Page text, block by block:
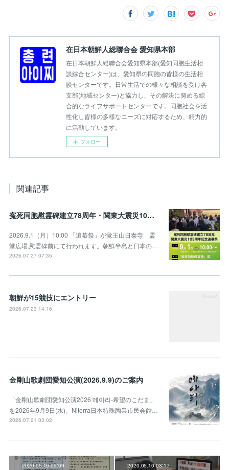
在日本朝鮮人総聯合会 愛知県本部
在日本朝鮮人総聯合会愛知県本部(愛知同胞生活相
談綜合センター)は、愛知県の同胞の皆様の生活相
談センターです。日常生活での様々な相談を受け各
支部(地域センター)と協力し、その解決に努める綜
合的なライフサポートセンターです。同胞社会を活
性化し皆様の多様なニーズに対応するため、精力的
に活動しています。
フォロー
関連記事
寃死同胞慰霊碑建立78周年・関東大震災103周年記念追慕祭のお知らせ
2026.9.1（月）10:00 「追慕祭」が覚王山日泰寺 霊
堂広場,慰霊碑前にて行われます。朝鮮半島と日本の…
2026.07.27 07:35
朝鮮が15競技にエントリー
2026.07.23 14:16
金剛山歌劇団愛知公演(2026.9.9)のご案内
「金剛山歌劇団愛知公演2026 메아리-希望のこだま」
を2026年9月9日(水)、Niterra日本特殊陶業市民会館…
2026.07.21 03:02
2020.05.19 09:09 2020.05.10 03:17